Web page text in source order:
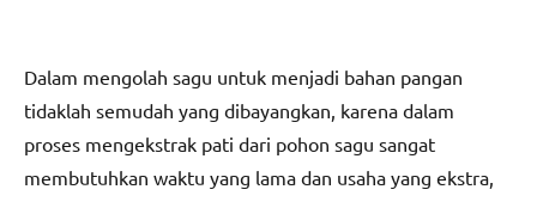
Dalam mengolah sagu untuk menjadi bahan pangan
tidaklah semudah yang dibayangkan, karena dalam
proses mengekstrak pati dari pohon sagu sangat
membutuhkan waktu yang lama dan usaha yang ekstra,